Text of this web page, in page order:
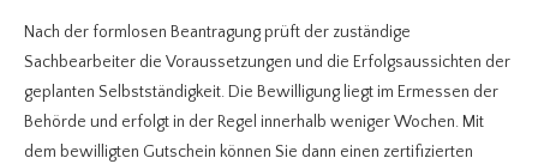
Nach der formlosen Beantragung prüft der zuständige
Sachbearbeiter die Voraussetzungen und die Erfolgsaussichten der
geplanten Selbstständigkeit. Die Bewilligung liegt im Ermessen der
Behörde und erfolgt in der Regel innerhalb weniger Wochen. Mit
dem bewilligten Gutschein können Sie dann einen zertifizierten